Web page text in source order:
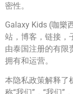
密性。
Galaxy Kids (咖樂
站，博客，链接，
由泰国注册的有限
拥有和运营。
本隐私政策解释了
称“我们”，“我们”